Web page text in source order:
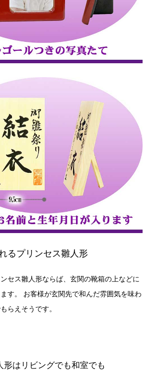
るプリンセス雛人形
セス雛人形ならば、玄関の靴箱の上などに
す。 お客様が玄関先で和んだ雰囲気を味わ
らえそうです。
形はリビングでも和室でも